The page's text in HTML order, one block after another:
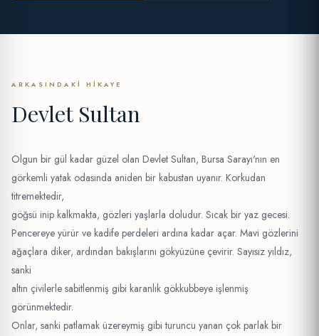
ARKASINDAKI HIKAYE
Devlet Sultan
Olgun bir gül kadar güzel olan Devlet Sultan, Bursa Sarayı'nın en
görkemli yatak odasında aniden bir kabustan uyanır. Korkudan
titremektedir,
göğsü inip kalkmakta, gözleri yaşlarla doludur. Sıcak bir yaz gecesi.
Pencereye yürür ve kadife perdeleri ardına kadar açar. Mavi gözlerini
ağaçlara diker, ardından bakışlarını gökyüzüne çevirir. Sayısız yıldız,
sanki
altın çivilerle sabitlenmiş gibi karanlık gökkubbeye işlenmiş
görünmektedir.
Onlar, sanki patlamak üzereymiş gibi turuncu yanan çok parlak bir